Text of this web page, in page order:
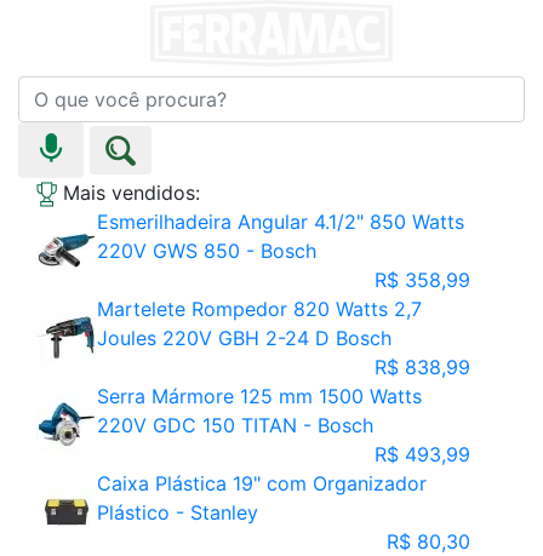
Mais vendidos:
Esmerilhadeira Angular 4.1/2" 850 Watts
220V GWS 850 - Bosch
R$ 358,99
Martelete Rompedor 820 Watts 2,7
Joules 220V GBH 2-24 D Bosch
R$ 838,99
Serra Mármore 125 mm 1500 Watts
220V GDC 150 TITAN - Bosch
R$ 493,99
Caixa Plástica 19" com Organizador
Plástico - Stanley
R$ 80,30